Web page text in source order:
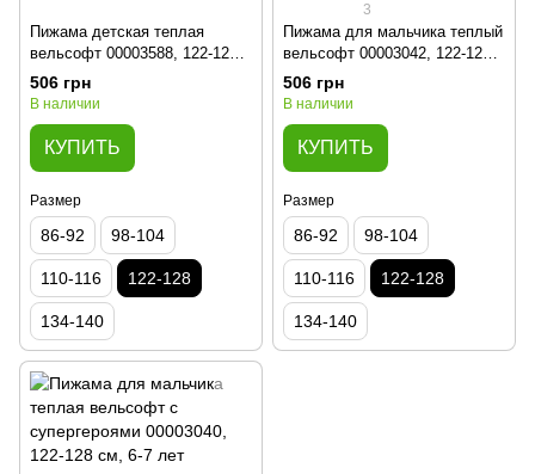
Пижама детская теплая
вельсофт 00003588, 122-128
см, 6-7 лет
506 грн
В наличии
КУПИТЬ
Размер
86-92 98-104
110-116 122-128
134-140
3
Пижама для мальчика теплый
вельсофт 00003042, 122-128
см, 6-7 лет
506 грн
В наличии
КУПИТЬ
Размер
86-92 98-104
110-116 122-128
134-140